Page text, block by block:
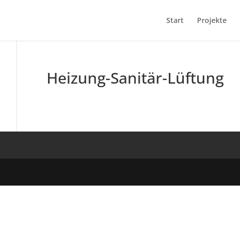
Start Projekte
Heizung-Sanitär-Lüftung